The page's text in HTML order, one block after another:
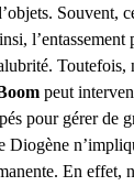
Souvent,
l’entassement
Toutefois,
peut
pour gérer de
Diogène
En effet,